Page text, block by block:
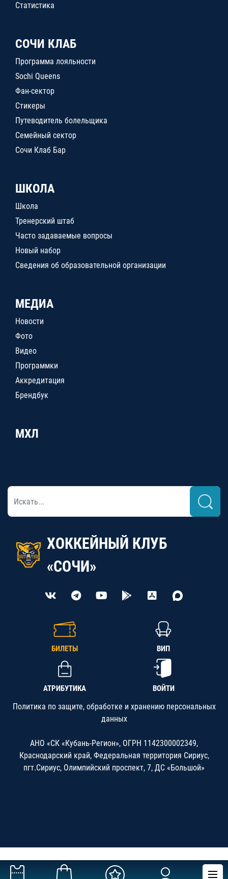
Статистика
СОЧИ КЛАБ
Программа лояльности
Sochi Queens
Фан-сектор
Стикеры
Путеводитель болельщика
Семейный сектор
Сочи Клаб Бар
ШКОЛА
Школа
Тренерский штаб
Часто задаваемые вопросы
Новый набор
Сведения об образовательной организации
МЕДИА
Новости
Фото
Видео
Программки
Аккредитация
Брендбук
МХЛ
ХОККЕЙНЫЙ КЛУБ
«СОЧИ»
БИЛЕТЫ ВИП
АТРИБУТИКА ВОЙТИ
Политика по защите, обработке и хранению персональных
данных
АНО «СК «Кубань-Регион», ОГРН 1142300002349,
Краснодарский край, Федеральная территория Сириус,
пгт.Сириус, Олимпийский проспект, 7, ДС «Большой»